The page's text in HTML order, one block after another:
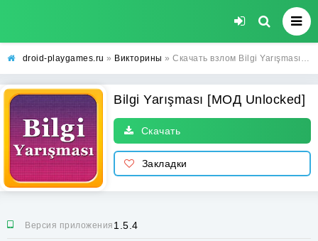
droid-playgames.ru » Викторины » Скачать взлом Bilgi Yarışması [МОД Unlocked] - последняя версия apk на Андроид
Bilgi Yarışması [МОД Unlocked]
Скачать
Закладки
Версия приложения:1.5.4